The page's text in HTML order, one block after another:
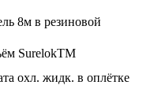
8м в резиновой
SurelokTM
охл. жидк. в оплётке